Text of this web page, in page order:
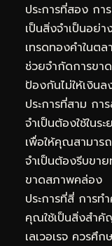
ประการที่สอง ก
เป็นสิ่งจำเป็นอย่
เทรดทองคำในต
ช่วยจำกัดการขา
ป้องกันไม่ให้เงิน
ประการที่สาม กา
จำเป็นต้องใช้ในร
เพื่อให้คุณสามาร
จำเป็นต้องรีบขาย
ขาดสภาพคล่อง
ประการที่สี่ การท
คุณใช้เป็นสิ่งสำ
เลเวอเรจ ควรศึ